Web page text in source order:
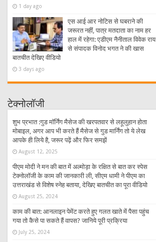
1 day ago
एस आई आर नोटिस से घबराने की
जरूरत नहीं, पात्र मतदाता का नाम हर
हाल में रहेगा: एडीएम नैनीताल विवेक राय
से संपादक विनोद भगत ने की खास
बातचीत देखिए वीडियो
3 days ago
टेक्नोलॉजी
शुभ प्रभात :गुड मॉर्निंग मैसेज की खरपतवार से लहूलुहान होता
मोबाइल, अगर आप भी करते हैं मैसेज से गुड मार्निंग तो ये लेख
आपके ही लिये है, जरूर पढ़ें और फिर समझें
August 12, 2025
पीएम मोदी ने मन की बात में अल्मोड़ा के रक्षित से बात कर स्पेस
टेक्नोलॉजी के काम की जानकारी ली, सीएम धामी ने पीएम का
उत्तराखंड से विशेष स्नेह बताया, देखिए बातचीत का पूरा वीडियो
August 25, 2024
काम की बात: आनलाइन पेमेंट करते हुए गलत खाते में पैसा पहुंच
गया तो कैसे पा सकते हैं वापस? जानिये पूरी प्रक्रिया
July 25, 2024